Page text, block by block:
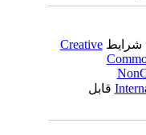
Creative
قابل